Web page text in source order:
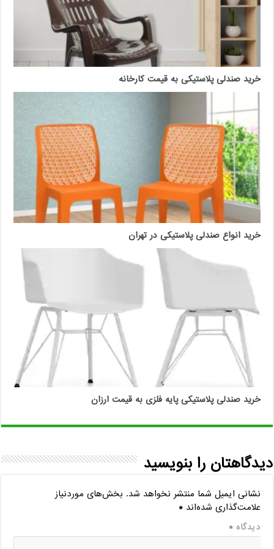
خرید صندلی پلاستیکی به قیمت کارخانه
خرید انواع صندلی پلاستیکی در تهران
خرید صندلی پلاستیکی پایه فلزی به قیمت ارزان
دیدگاهتان را بنویسید
نشانی ایمیل شما منتشر نخواهد شد. بخش‌های موردنیاز
علامت‌گذاری شده‌اند*
دیدگاه*